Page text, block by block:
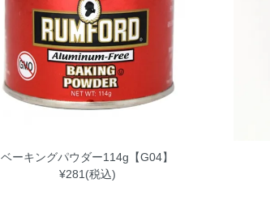
ベーキングパウダー114g【G04】
¥281(税込)